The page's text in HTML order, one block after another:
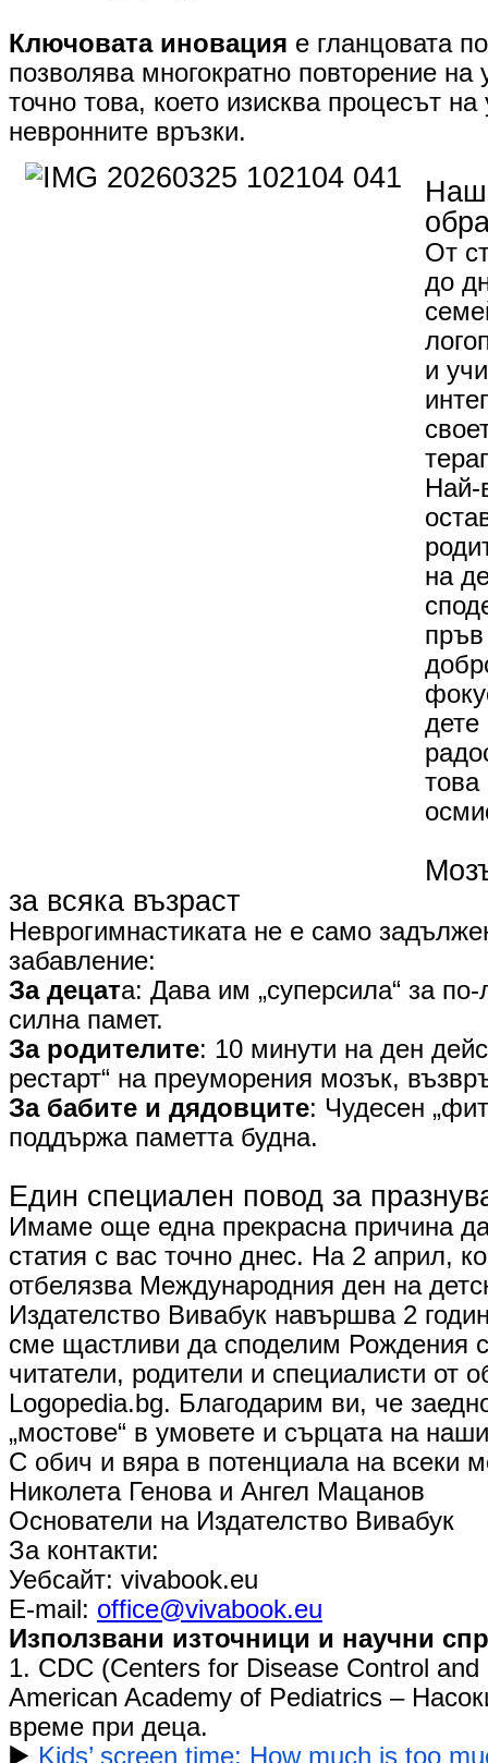
Ключовата иновация е гланцовата
позволява многократно повторение на
точно това, което изисква процесът
невронните връзки.
От
до
и
​Най-
на
дете
това
за всяка възраст
Неврогимнастиката не е само
забавление:
​За децата: Дава им „суперсила“ за
силна памет.
​За родителите: 10 минути на ден
рестарт“ на преуморения мозък,
За бабите и дядовците: Чудесен
поддържа паметта будна.
​Един специален повод за
Имаме още една прекрасна причина
статия с вас точно днес. На 2 април,
отбелязва Международния ден на
Издателство Вивабук навършва 2
сме щастливи да споделим Рождения
читатели, родители и специалисти от
Logopedia.bg. Благодарим ви, че
„мостове“ в умовете и сърцата на
​С обич и вяра в потенциала на всеки
Николета Генова и Ангел Мацанов
Основатели на Издателство Вивабук
​За контакти:
Уебсайт: vivabook.eu
Е-mail: office@vivabook.eu
​Използвани източници и научни
​1. CDC (Centers for Disease Control
American Academy of Pediatrics –
време при деца.
▶️ Kids’ screen time: How much is too